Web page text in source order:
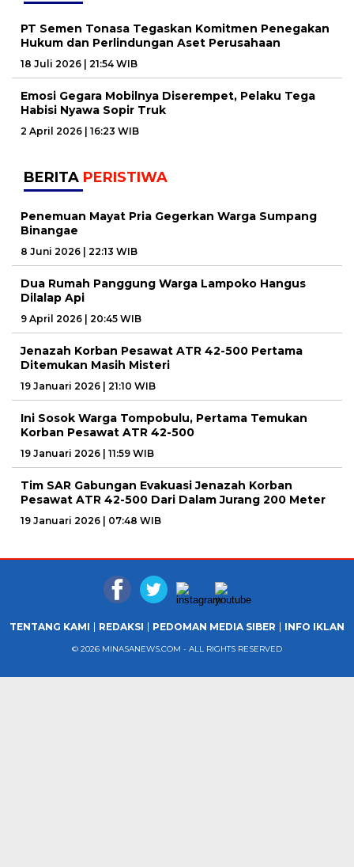
PT Semen Tonasa Tegaskan Komitmen Penegakan
Hukum dan Perlindungan Aset Perusahaan
18 Juli 2026 | 21:54 WIB
Emosi Gegara Mobilnya Diserempet, Pelaku Tega
Habisi Nyawa Sopir Truk
2 April 2026 | 16:23 WIB
BERITA PERISTIWA
Penemuan Mayat Pria Gegerkan Warga Sumpang
Binangae
8 Juni 2026 | 22:13 WIB
Dua Rumah Panggung Warga Lampoko Hangus
Dilalap Api
9 April 2026 | 20:45 WIB
Jenazah Korban Pesawat ATR 42-500 Pertama
Ditemukan Masih Misteri
19 Januari 2026 | 21:10 WIB
Ini Sosok Warga Tompobulu, Pertama Temukan
Korban Pesawat ATR 42-500
19 Januari 2026 | 11:59 WIB
Tim SAR Gabungan Evakuasi Jenazah Korban
Pesawat ATR 42-500 Dari Dalam Jurang 200 Meter
19 Januari 2026 | 07:48 WIB
TENTANG KAMI REDAKSI PEDOMAN MEDIA SIBER INFO IKLAN
© 2026 MINASANEWS.COM - ALL RIGHTS RESERVED